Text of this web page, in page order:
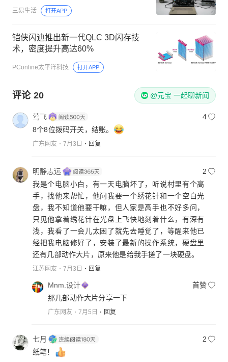
三易生活 打开APP
铠侠闪迪推出新一代QLC 3D闪存技
术，密度提升高达60%
PConline太平洋科技 打开APP
评论 20 @元宝 一起聊新闻
莺飞
4
8个8位拨码开关，结账。
广东网友 7月3日 回复
明静志远
2
我是个电脑小白，有一天电脑坏了，听说村里有个高
手，找他来帮忙，他问我要一个绣花针和一个空白光
盘，我不知道他要干嘛，但人家是高手也不好多问，
只见他拿着绣花针在光盘上飞快地刻着什么，有深有
浅，我看了一会儿太困了就先去睡觉了，等醒来他已
经把我电脑修好了，安装了最新的操作系统，硬盘里
还有几部动作大片，原来他是给我手搓了一块硬盘。
江苏网友 7月3日 回复
Mnm.设计
首赞
那几部动作大片分享一下
广东网友 7月5日 回复
七月
2
纸笔！